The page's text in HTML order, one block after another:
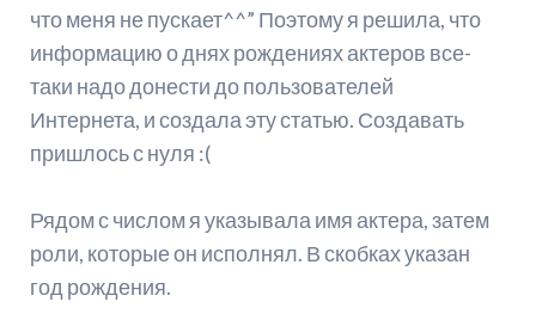
что меня не пускает^^” Поэтому я решила, что
информацию о днях рождениях актеров все-
таки надо донести до пользователей
Интернета, и создала эту статью. Создавать
пришлось с нуля :(
Рядом с числом я указывала имя актера, затем
роли, которые он исполнял. В скобках указан
год рождения.